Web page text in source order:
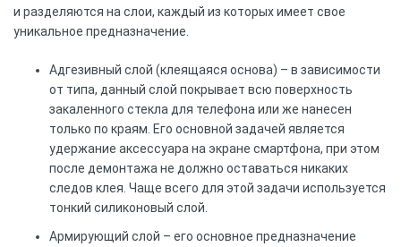
и разделяются на слои, каждый из которых имеет свое
уникальное предназначение.
Адгезивный слой (клеящаяся основа) – в зависимости
от типа, данный слой покрывает всю поверхность
закаленного стекла для телефона или же нанесен
только по краям. Его основной задачей является
удержание аксессуара на экране смартфона, при этом
после демонтажа не должно оставаться никаких
следов клея. Чаще всего для этой задачи используется
тонкий силиконовый слой.
Армирующий слой – его основное предназначение